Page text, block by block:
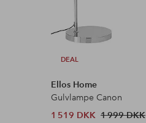
DEAL
Ellos Home
Gulvlampe Canon
1 519 DKK 1 999 DKK